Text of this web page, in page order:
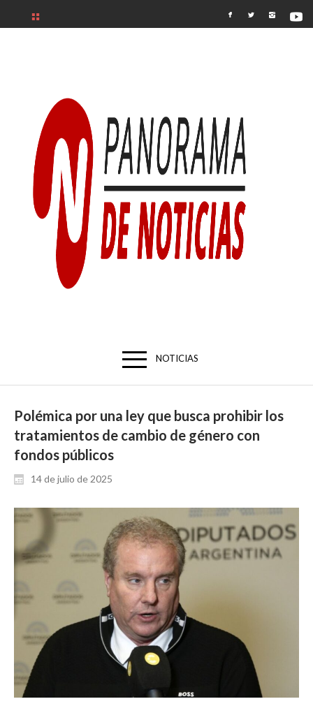
NOTICIAS
Polémica por una ley que busca prohibir los
tratamientos de cambio de género con
fondos públicos
14 de julio de 2025